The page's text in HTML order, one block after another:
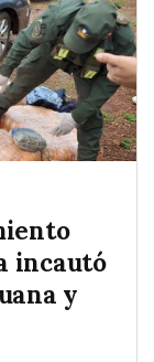
incautó
y